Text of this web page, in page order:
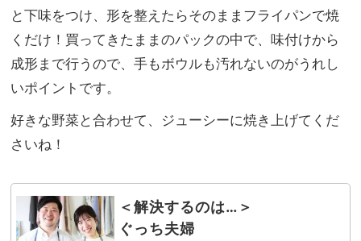
と下味をつけ、形を整えたらそのままフライパンで焼
くだけ！買ってきたままのパックの中で、味付けから
成形まで行うので、手もボウルも汚れないのがうれし
いポイントです。
好きな野菜と合わせて、ジューシーに焼き上げてくだ
さいね！
＜解決するのは…＞
ぐっち夫婦